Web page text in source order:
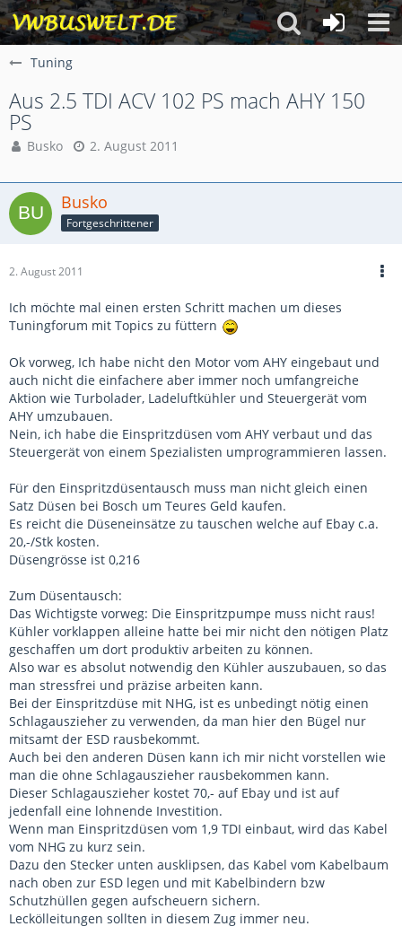
Tuning
Aus 2.5 TDI ACV 102 PS mach AHY 150
PS
Busko 2. August 2011
Busko
Fortgeschrittener
2. August 2011
Ich möchte mal einen ersten Schritt machen um dieses
Tuningforum mit Topics zu füttern
Ok vorweg, Ich habe nicht den Motor vom AHY eingebaut und
auch nicht die einfachere aber immer noch umfangreiche
Aktion wie Turbolader, Ladeluftkühler und Steuergerät vom
AHY umzubauen.
Nein, ich habe die Einspritzdüsen vom AHY verbaut und das
Steuergerät von einem Spezialisten umprogrammieren lassen.
Für den Einspritzdüsentausch muss man nicht gleich einen
Satz Düsen bei Bosch um Teures Geld kaufen.
Es reicht die Düseneinsätze zu tauschen welche auf Ebay c.a.
20,-/Stk kosten.
Düsengrösse ist 0,216
Zum Düsentausch:
Das Wichtigste vorweg: Die Einspritzpumpe muss nicht raus!
Kühler vorklappen alleine hatte bei mir nicht den nötigen Platz
geschaffen um dort produktiv arbeiten zu können.
Also war es absolut notwendig den Kühler auszubauen, so das
man stressfrei und präzise arbeiten kann.
Bei der Einspritzdüse mit NHG, ist es unbedingt nötig einen
Schlagauszieher zu verwenden, da man hier den Bügel nur
mitsamt der ESD rausbekommt.
Auch bei den anderen Düsen kann ich mir nicht vorstellen wie
man die ohne Schlagauszieher rausbekommen kann.
Dieser Schlagauszieher kostet 70,- auf Ebay und ist auf
jedenfall eine lohnende Investition.
Wenn man Einspritzdüsen vom 1,9 TDI einbaut, wird das Kabel
vom NHG zu kurz sein.
Dazu den Stecker unten ausklipsen, das Kabel vom Kabelbaum
nach oben zur ESD legen und mit Kabelbindern bzw
Schutzhüllen gegen aufscheuern sichern.
Leckölleitungen sollten in diesem Zug immer neu.